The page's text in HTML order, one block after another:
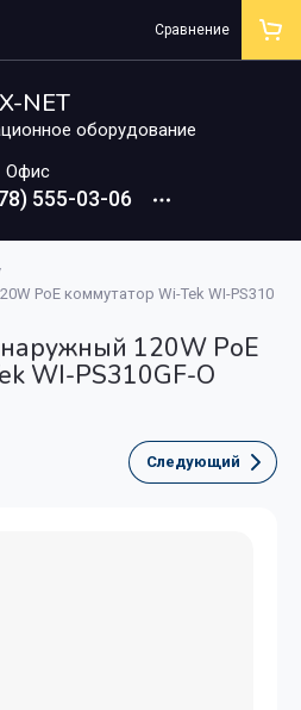
X-NET
оборудование
Офис
555-03-06
Сравнение
PoE коммутатор Wi-Tek WI-PS310
120W PoE
WI-PS310GF-O
Следующий